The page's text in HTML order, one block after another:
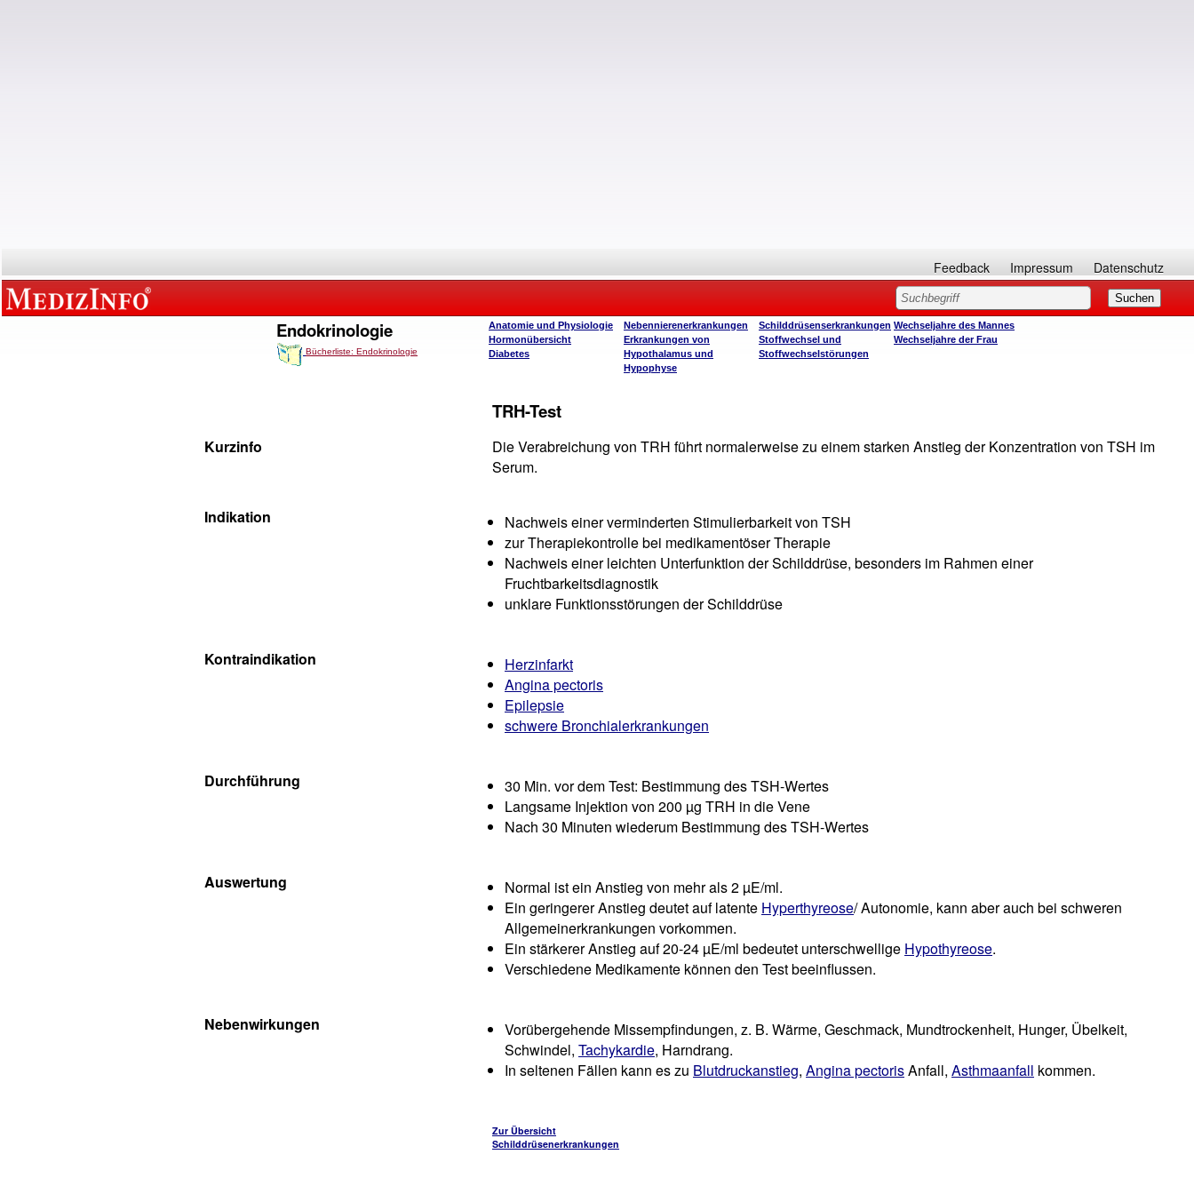
Feedback Impressum Datenschutz
Endokrinologie
Bücherliste: Endokrinologie
Anatomie und Physiologie
Hormonübersicht
Diabetes
Nebennierenerkrankungen
Erkrankungen von
Hypothalamus und
Hypophyse
Schilddrüsenserkrankungen
Stoffwechsel und
Stoffwechselstörungen
Wechseljahre des Mannes
Wechseljahre der Frau
TRH-Test
Kurzinfo
Die Verabreichung von TRH führt normalerweise zu einem starken Anstieg der Konzentration von TSH im
Serum.
Indikation
Nachweis einer verminderten Stimulierbarkeit von TSH
zur Therapiekontrolle bei medikamentöser Therapie
Nachweis einer leichten Unterfunktion der Schilddrüse, besonders im Rahmen einer
Fruchtbarkeitsdiagnostik
unklare Funktionsstörungen der Schilddrüse
Kontraindikation
Herzinfarkt
Angina pectoris
Epilepsie
schwere Bronchialerkrankungen
Durchführung
30 Min. vor dem Test: Bestimmung des TSH-Wertes
Langsame Injektion von 200 µg TRH in die Vene
Nach 30 Minuten wiederum Bestimmung des TSH-Wertes
Auswertung
Normal ist ein Anstieg von mehr als 2 µE/ml.
Ein geringerer Anstieg deutet auf latente Hyperthyreose/ Autonomie, kann aber auch bei schweren
Allgemeinerkrankungen vorkommen.
Ein stärkerer Anstieg auf 20-24 µE/ml bedeutet unterschwellige Hypothyreose.
Verschiedene Medikamente können den Test beeinflussen.
Nebenwirkungen
Vorübergehende Missempfindungen, z. B. Wärme, Geschmack, Mundtrockenheit, Hunger, Übelkeit,
Schwindel, Tachykardie, Harndrang.
In seltenen Fällen kann es zu Blutdruckanstieg, Angina pectorisAnfall, Asthmaanfall kommen.
Zur Übersicht
Schilddrüsenerkrankungen